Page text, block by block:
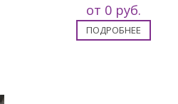
от 0 руб.
ПОДРОБНЕЕ